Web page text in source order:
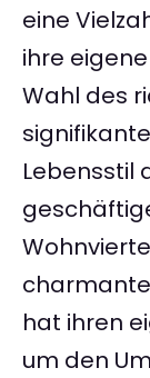
eine
ihre
Wahl des
Lebensstil
hat ihren
um den